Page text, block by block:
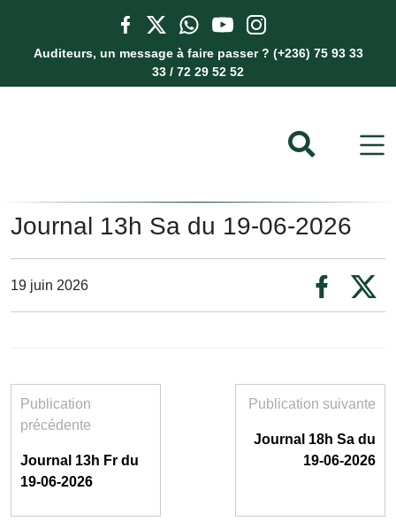
Auditeurs, un message à faire passer ? (+236) 75 93 33
33 / 72 29 52 52
Journal 13h Sa du 19-06-2026
19 juin 2026
Publication
précédente
Journal 13h Fr du
19-06-2026
Publication suivante
Journal 18h Sa du
19-06-2026